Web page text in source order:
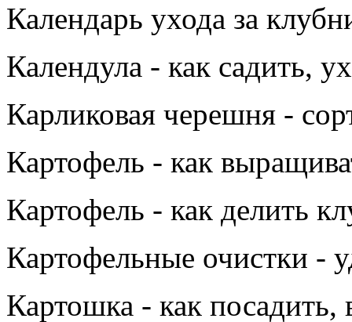
Календарь ухода за
Календула - как садить,
Карликовая черешня -
Картофель - как
Картофель - как делить
Картофельные очистки -
Картошка - как посадить,